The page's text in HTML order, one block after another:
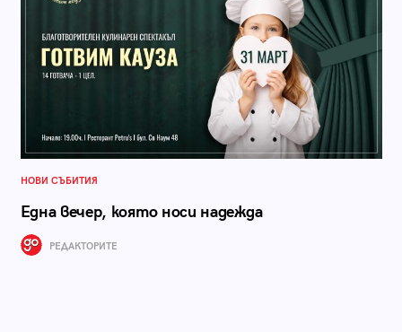
НОВИ СЪБИТИЯ
Една вечер, която носи надежда
РЕДАКТОРИТЕ